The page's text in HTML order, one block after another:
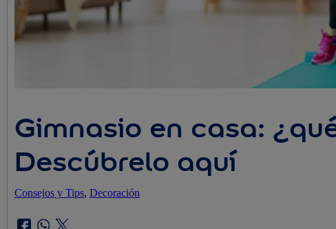
Gimnasio en casa:
Descúbrelo aquí
Consejos y Tips, Decoración